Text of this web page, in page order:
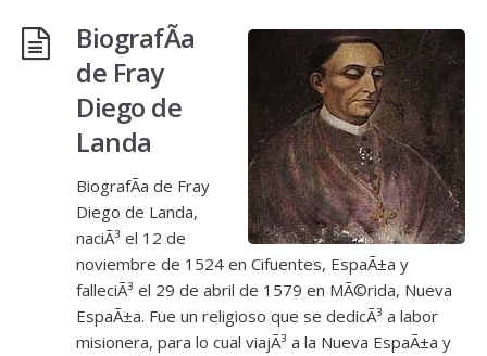
BiografÃ­a
de Fray
Diego de
Landa
BiografÃ­a de Fray
Diego de Landa,
naciÃ³ el 12 de
noviembre de 1524 en Cifuentes, EspaÃ±a y
falleciÃ³ el 29 de abril de 1579 en MÃ©rida, Nueva
EspaÃ±a. Fue un religioso que se dedicÃ³ a labor
misionera, para lo cual viajÃ³ a la Nueva EspaÃ±a y